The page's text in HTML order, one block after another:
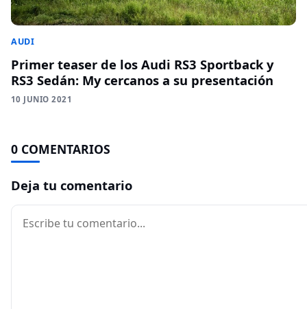
AUDI
Primer teaser de los Audi RS3 Sportback y
RS3 Sedán: My cercanos a su presentación
10 JUNIO 2021
0 COMENTARIOS
Deja tu comentario
Comentario